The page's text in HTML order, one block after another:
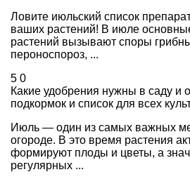
Ловите июльский список
ваших растений! В июле
растений вызывают споры
пероноспороз, ...
5 0
Какие удобрения нужны в саду и
подкормок и список для всех
Июль — один из самых важных
огороде. В это время растения
формируют плоды и цветы, а
регулярных ...